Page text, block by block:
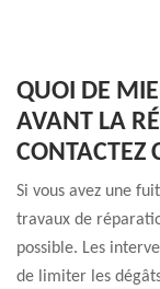
QUOI DE
AVANT LA
CONTACTEZ
Si vous avez une
travaux de
possible. Les
de limiter les